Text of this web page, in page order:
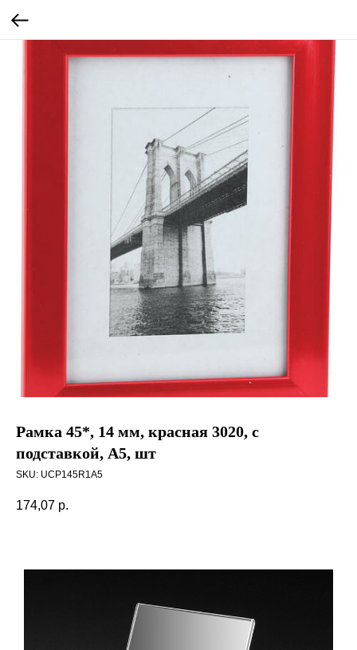
Рамка 45*, 14 мм, красная 3020, с
подставкой, А5, шт
SKU: UCP145R1A5
174,07 р.